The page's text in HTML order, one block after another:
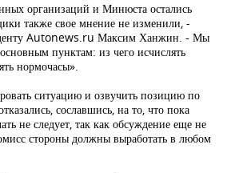
организаций и Минюста остались
также свое мнение не изменили, -
Autonews.ru Максим Ханжин. - Мы
пунктам: из чего исчислять
нормочасы».
ситуацию и озвучить позицию по
сославшись, на то, что пока
не следует, так как обсуждение еще не
стороны должны выработать в любом